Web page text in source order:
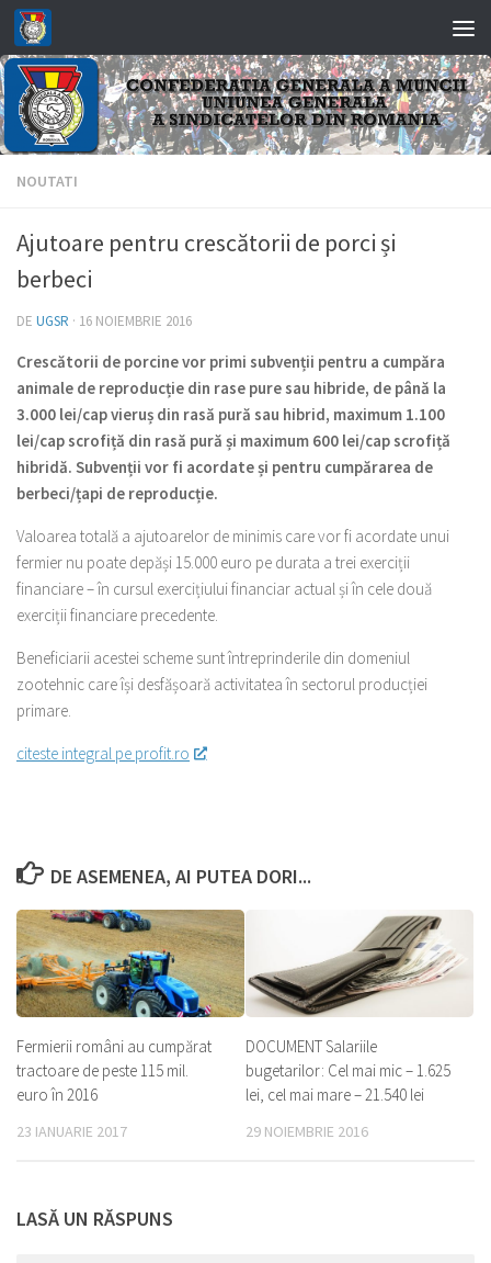
Skip to content
NOUTATI
Ajutoare pentru crescătorii de porci și
berbeci
DE UGSR · 16 NOIEMBRIE 2016
Crescătorii de porcine vor primi subvenții pentru a cumpăra
animale de reproducție din rase pure sau hibride, de până la
3.000 lei/cap vieruș din rasă pură sau hibrid, maximum 1.100
lei/cap scrofiță din rasă pură și maximum 600 lei/cap scrofiță
hibridă. Subvenții vor fi acordate și pentru cumpărarea de
berbeci/țapi de reproducție.
Valoarea totală a ajutoarelor de minimis care vor fi acordate unui
fermier nu poate depăși 15.000 euro pe durata a trei exerciții
financiare – în cursul exercițiului financiar actual și în cele două
exerciții financiare precedente.
Beneficiarii acestei scheme sunt întreprinderile din domeniul
zootehnic care își desfășoară activitatea în sectorul producției
primare.
citeste integral pe profit.ro
DE ASEMENEA, AI PUTEA DORI...
Fermierii români au cumpărat
tractoare de peste 115 mil.
euro în 2016
23 IANUARIE 2017
DOCUMENT Salariile
bugetarilor: Cel mai mic – 1.625
lei, cel mai mare – 21.540 lei
29 NOIEMBRIE 2016
LASĂ UN RĂSPUNS